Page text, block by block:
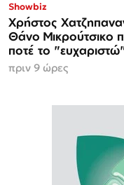
Showbiz
Χρήστος
Θάνο Μικρούτσικο
ποτέ το
πριν 9 ώρες